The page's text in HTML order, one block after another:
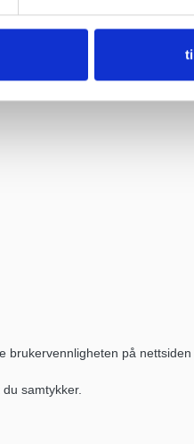
på
samtykker.